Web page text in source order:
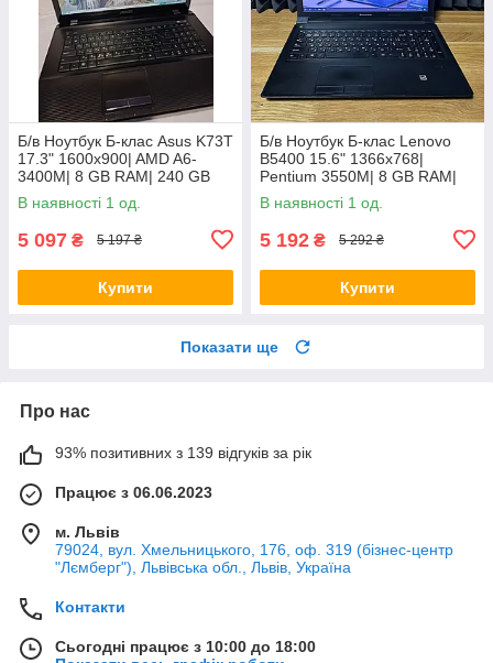
Б/в Ноутбук Б-клас Asus K73T
17.3" 1600x900| AMD A6-
3400M| 8 GB RAM| 240 GB
SSD + 500 GB HDD| Radeon
HD 6520G
В наявності 1 од.
5 097 ₴ 5 197 ₴
Купити
Б/в Ноутбук Б-клас Lenovo
B5400 15.6" 1366x768|
Pentium 3550M| 8 GB RAM|
128 GB SSD| HD
В наявності 1 од.
5 192 ₴ 5 292 ₴
Купити
Показати ще
Про нас
93% позитивних з 139 відгуків за рік
Працює з 06.06.2023
м. Львів
79024, вул. Хмельницького, 176, оф. 319 (бізнес-центр
"Лємберг"), Львівська обл., Львів, Україна
Контакти
Сьогодні працює з 10:00 до 18:00